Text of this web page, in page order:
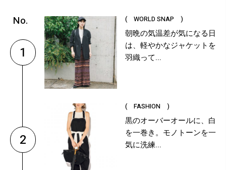
1
( WORLD SNAP )
朝晩の気温差が気になる日
は、軽やかなジャケットを
羽織って...
2
( FASHION )
黒のオーバーオールに、白
を一巻き。モノトーンを一
気に洗練...